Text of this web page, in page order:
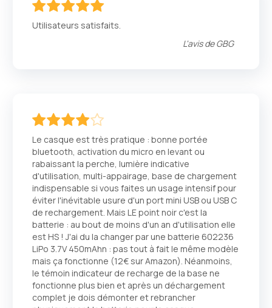
Utilisateurs satisfaits.
L'avis deGBG
Le casque est très pratique : bonne portée
bluetooth, activation du micro en levant ou
rabaissant la perche, lumière indicative
d'utilisation, multi-appairage, base de chargement
indispensable si vous faites un usage intensif pour
éviter l'inévitable usure d'un port mini USB ou USB C
de rechargement. Mais LE point noir c'est la
batterie : au bout de moins d'un an d'utilisation elle
est HS ! J'ai du la changer par une batterie 602236
LiPo 3.7V 450mAhn : pas tout à fait le même modèle
mais ça fonctionne (12€ sur Amazon). Néanmoins,
le témoin indicateur de recharge de la base ne
fonctionne plus bien et après un déchargement
complet je dois démonter et rebrancher